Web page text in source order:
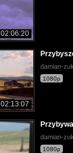
02:06:20
02:13:07
damian-
1080p
damian-
1080p